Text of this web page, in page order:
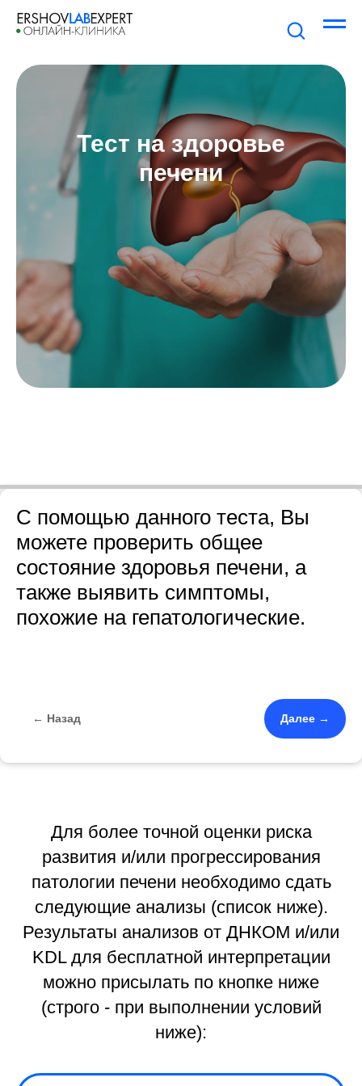
Тест на здоровье
печени
С помощью данного теста, Вы
можете проверить общее
состояние здоровья печени, а
также выявить симптомы,
похожие на гепатологические.
← Назад Далее →
Для более точной оценки риска
развития и/или прогрессирования
патологии печени необходимо сдать
следующие анализы (список ниже).
Результаты анализов от ДНКОМ и/или
KDL для бесплатной интерпретации
можно присылать по кнопке ниже
(строго - при выполнении условий
ниже):
Социальные сети
О клинике
YouTube канал
Нельзяgram